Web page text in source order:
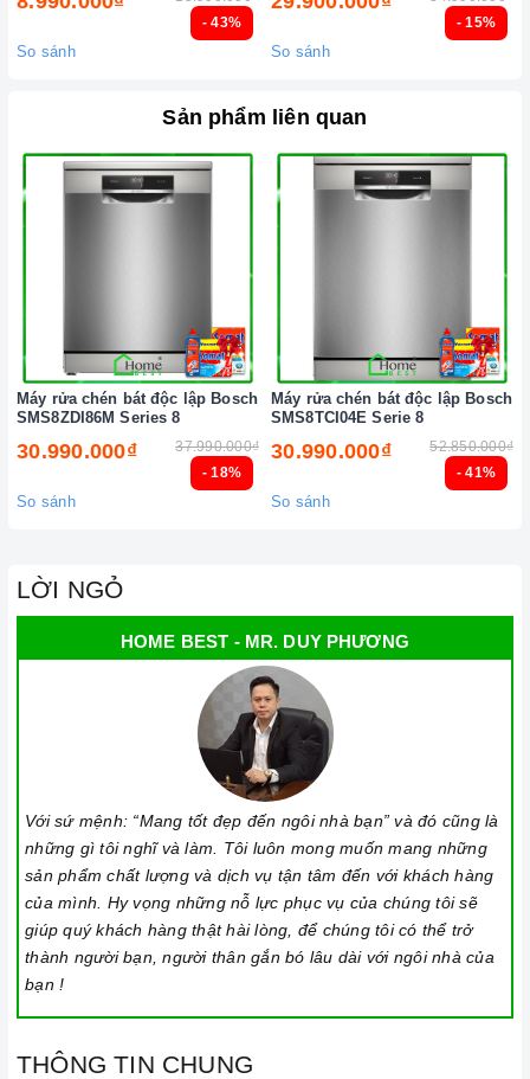
chữa thiết bị nhà bếp cao cấp
- 43%
So sánh
- 15%
So sánh
Sản phẩm liên quan
- 18%
Máy rửa chén bát độc lập Bosch
SMS8ZDI86M Series 8
30.990.000₫ 37.990.000₫
So sánh
- 41%
Máy rửa chén bát độc lập Bosch
SMS8TCI04E Serie 8
30.990.000₫ 52.850.000₫
So sánh
LỜI NGỎ
HOME BEST - MR. DUY PHƯƠNG
Với sứ mệnh: “Mang tốt đẹp đến ngôi nhà bạn” và đó cũng là
những gì tôi nghĩ và làm. Tôi luôn mong muốn mang những
sản phẩm chất lượng và dịch vụ tận tâm đến với khách hàng
của mình. Hy vọng những nỗ lực phục vụ của chúng tôi sẽ
giúp quý khách hàng thật hài lòng, để chúng tôi có thể trở
thành người bạn, người thân gắn bó lâu dài với ngôi nhà của
bạn !
THÔNG TIN CHUNG